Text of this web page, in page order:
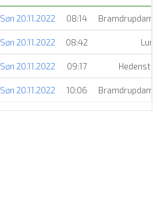
Søn 20.11.2022 08:14 Bramdrupdam
Søn 20.11.2022 08:42
Søn 20.11.2022 09:17
Søn 20.11.2022 10:06 Bramdrupdam